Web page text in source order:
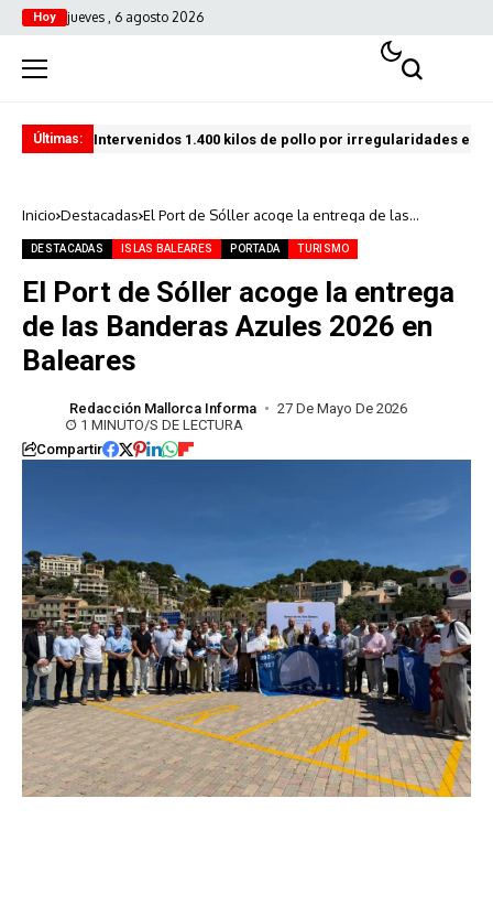
Hoy jueves , 6 agosto 2026
Últimas: Intervenidos 1.400 kilos de pollo por irregularidades en
Inicio Destacadas El Port de Sóller acoge la entrega de las
DESTACADAS ISLAS BALEARES PORTADA TURISMO
El Port de Sóller acoge la entrega
de las Banderas Azules 2026 en
Baleares
Redacción Mallorca Informa
27 De Mayo De 2026
1 MINUTO/S DE LECTURA
Compartir